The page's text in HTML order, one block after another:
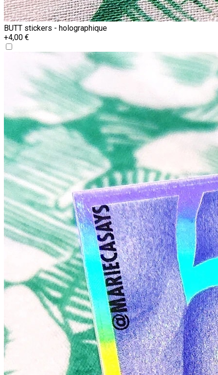
BUTT stickers - holographique
+4,00 €